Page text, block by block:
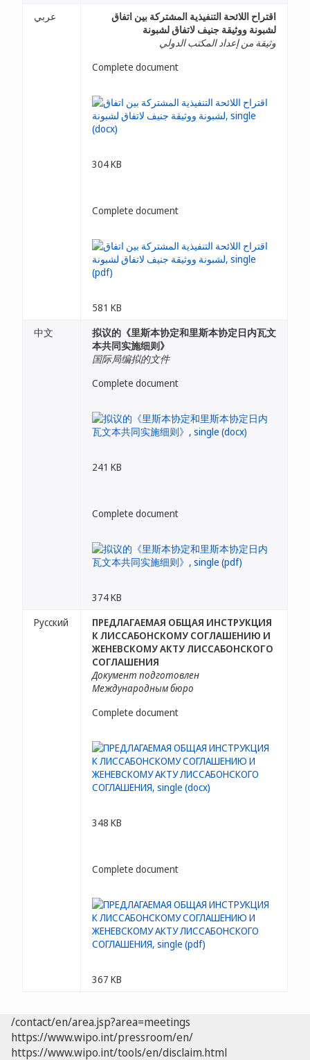
عربي
اقتراح اللائحة التنفيذية المشتركة بين اتفاق
لشبونة ووثيقة جنيف لاتفاق لشبونة
وثيقة من إعداد المكتب الدولي
Complete document
304 KB
Complete document
581 KB
中文
拟议的《里斯本协定和里斯本协定日内瓦文
本共同实施细则》
国际局编拟的文件
Complete document
241 KB
Complete document
374 KB
Русский
ПРЕДЛАГАЕМАЯ ОБЩАЯ ИНСТРУКЦИЯ
К ЛИССАБОНСКОМУ СОГЛАШЕНИЮ И
ЖЕНЕВСКОМУ АКТУ ЛИССАБОНСКОГО
СОГЛАШЕНИЯ
Документ подготовлен
Международным бюро
Complete document
348 KB
Complete document
367 KB
/contact/en/area.jsp?area=meetings
https://www.wipo.int/pressroom/en/
https://www.wipo.int/tools/en/disclaim.html